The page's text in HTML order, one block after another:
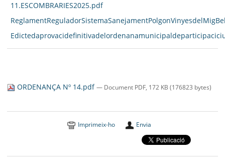
11.ESCOMBRARIES2025.pdf
ORDENANÇA Nº 14.pdf— Document PDF, 172 KB (176823 bytes)
Imprimeix-ho Envia